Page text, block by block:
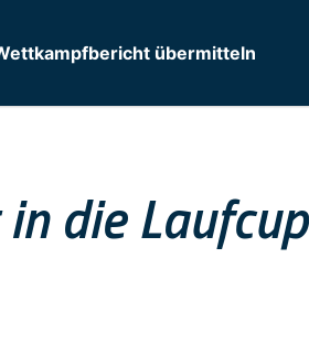
übermitteln
die Laufcup